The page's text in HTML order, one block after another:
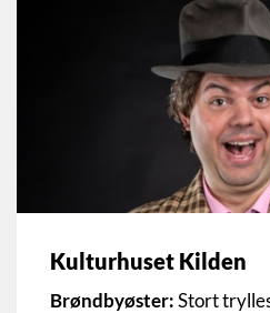
Kulturhuset Kilden
Brøndbyøster:Stort